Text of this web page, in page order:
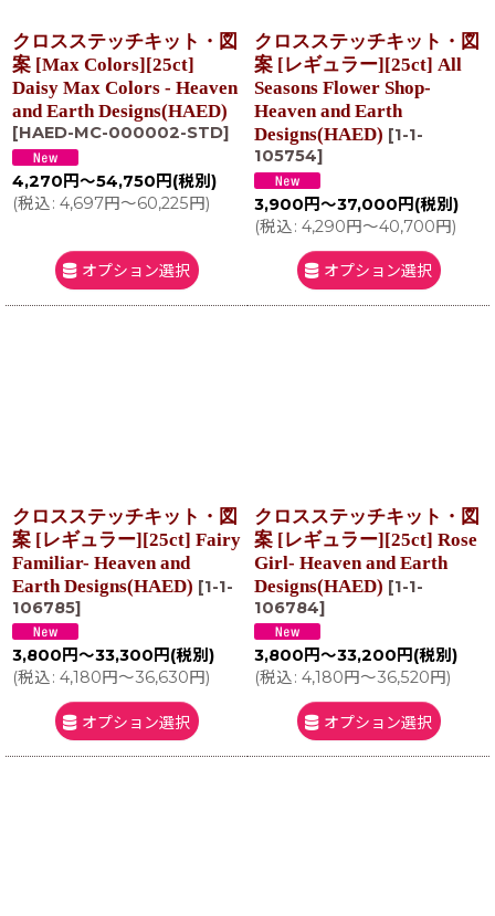
クロスステッチキット・図
案 [Max Colors][25ct]
Daisy Max Colors - Heaven
and Earth Designs(HAED)
[HAED-MC-000002-STD]
4,270 円～54,750 円 (税別)
(税込: 4,697円～60,225円)
オプション選択
クロスステッチキット・図
案 [レギュラー][25ct] All
Seasons Flower Shop-
Heaven and Earth
Designs(HAED) [1-1-
105754]
3,900 円～37,000 円 (税別)
(税込: 4,290円～40,700円)
オプション選択
クロスステッチキット・図
案 [レギュラー][25ct] Fairy
Familiar- Heaven and
Earth Designs(HAED) [1-1-
106785]
3,800 円～33,300 円 (税別)
(税込: 4,180円～36,630円)
オプション選択
クロスステッチキット・図
案 [レギュラー][25ct] Rose
Girl- Heaven and Earth
Designs(HAED) [1-1-
106784]
3,800 円～33,200 円 (税別)
(税込: 4,180円～36,520円)
オプション選択